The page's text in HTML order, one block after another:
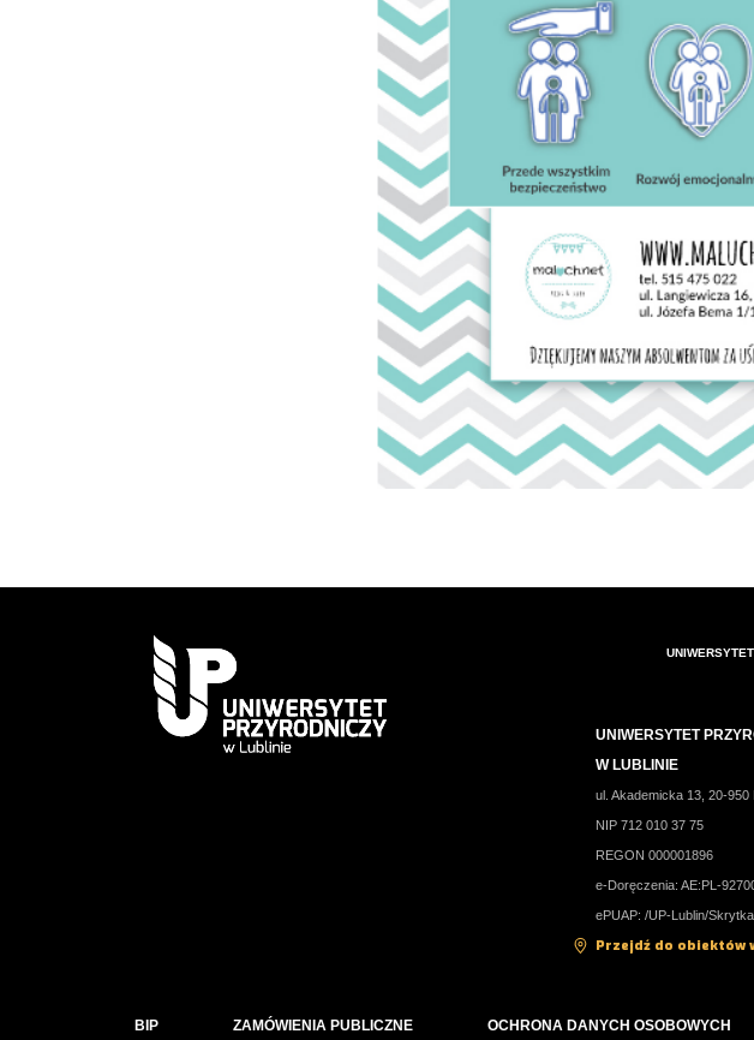
UNIWERSYTET
UNIWERSYTET
W LUBLINIE
ul. Akademicka 13, 20-950
NIP 712 010 37 75
REGON 000001896
e-Doręczenia: AE:PL-
ePUAP: /UP-Lublin/
Przejdź do obiektów
BIP ZAMÓWIENIA PUBLICZNE OCHRONA DANYCH OSOBOWYCH